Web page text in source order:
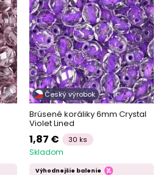
Český výrobok
Brúsené koráliky 6mm Crystal
Violet Lined
1,87 € 30 ks
Skladom
Výhodnejšie balenie